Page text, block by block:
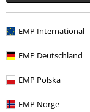
EMP International
EMP Deutschland
EMP Polska
EMP Norge